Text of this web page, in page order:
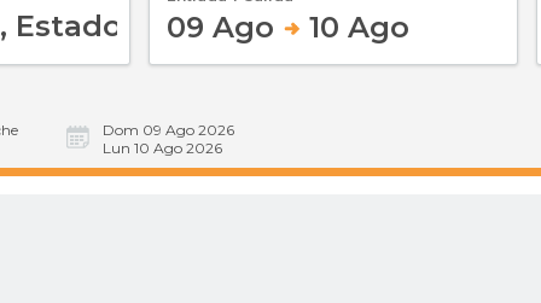
09 Ago 10 Ago
Dom 09 Ago 2026
Lun 10 Ago 2026